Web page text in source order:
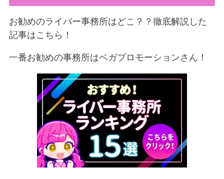
お勧めのライバー事務所はどこ？？徹底解説した
記事はこちら！
一番お勧めの事務所はベガプロモーションさん！